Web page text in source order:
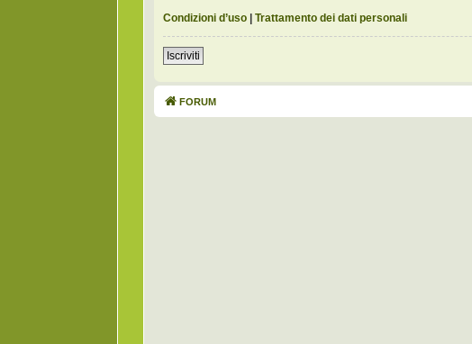
Condizioni d’uso | Trattamento dei dati personali
Iscriviti
FORUM